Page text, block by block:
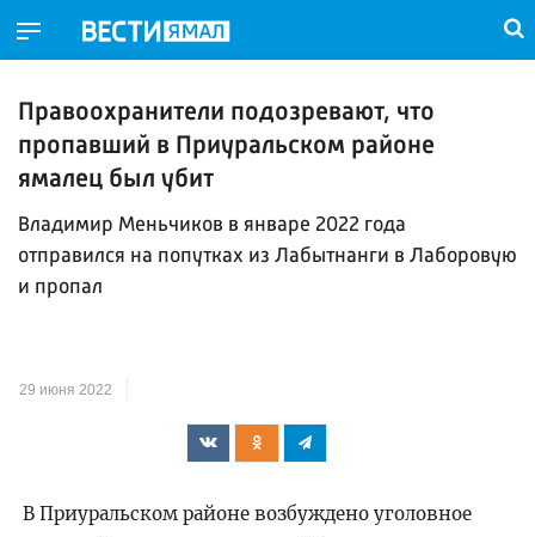
Правоохранители подозревают, что
пропавший в Приуральском районе
ямалец был убит
Владимир Меньчиков в январе 2022 года
отправился на попутках из Лабытнанги в Лаборовую
и пропал
29 июня 2022
В Приуральском районе возбуждено уголовное